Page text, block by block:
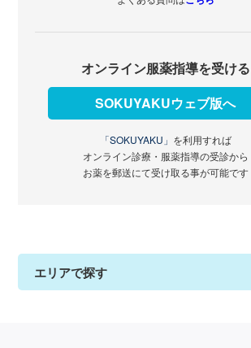
オンライン服薬指導を受ける
SOKUYAKUウェブ版へ
「SOKUYAKU」 を利用すれば
オンライン診療・服薬指導の受診から
お薬を郵送にて受け取る事が可能です
エリアで探す